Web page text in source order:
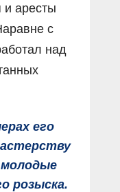
и аресты
с
над
его
розыска.